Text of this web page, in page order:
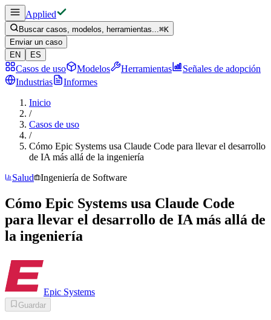
Applied
Buscar casos, modelos, herramientas...⌘K
Enviar un caso
EN
ES
Casos de uso Modelos Herramientas
Señales de adopción
Industrias
Informes
Inicio
/
Casos de uso
/
Cómo Epic Systems usa Claude Code para llevar el desarrollo
de IA más allá de la ingeniería
Salud
Ingeniería de Software
Cómo Epic Systems usa Claude Code
para llevar el desarrollo de IA más allá de
la ingeniería
Epic Systems
Guardar